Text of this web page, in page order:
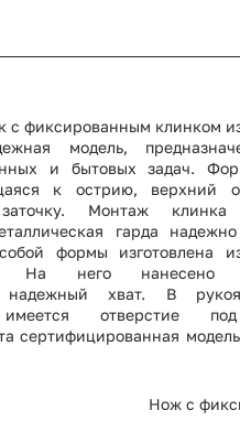
с фиксированным клинком
модель,
и бытовых задач.
к острию, верхний
Монтаж клинка
гарда
формы изготовлена
На него нанесено
надежный хват. В
имеется отверстие
сертифицированная
Нож с